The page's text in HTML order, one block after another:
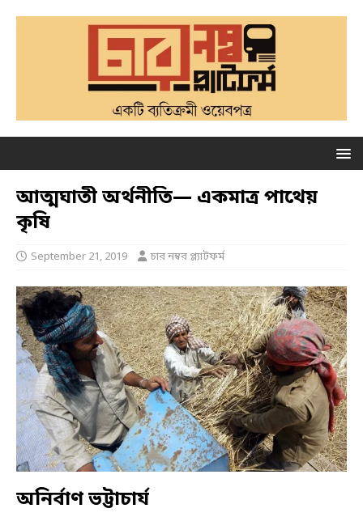
আত্মঘাতী অর্থনীতি— একমাত্র পাথেয়
কৃষি
September 21, 2019 চার নম্বর প্ল্যাটফর্ম
অনির্বাণ ভট্টাচার্য